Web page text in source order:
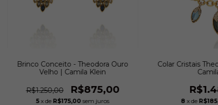
Brinco Conceito - Theodora Ouro
Velho | Camila Klein
R$1.250,00 R$875,00
5 x de R$175,00 sem juros
Colar Cristais
8 x de